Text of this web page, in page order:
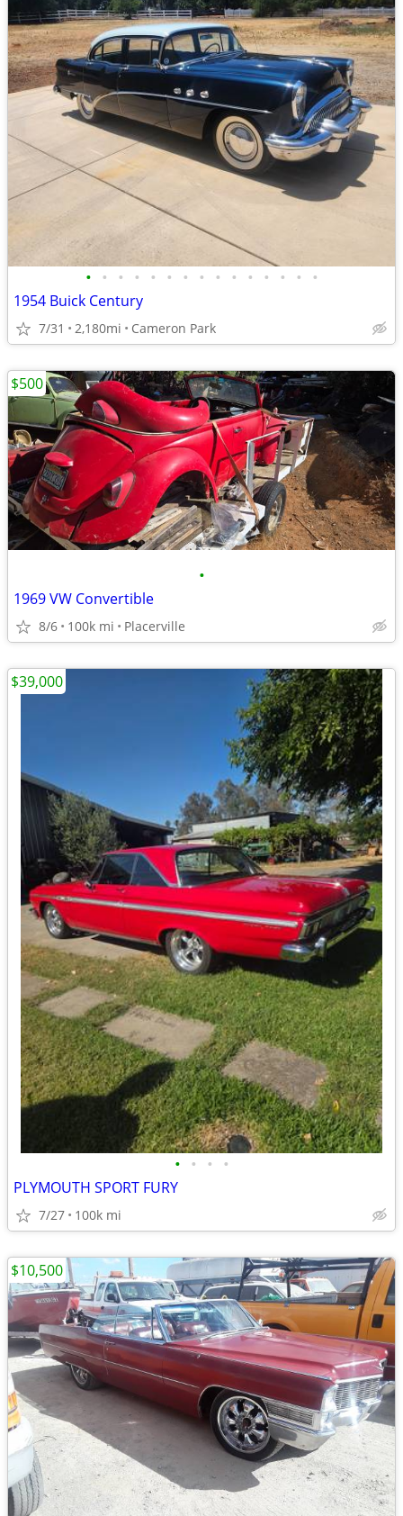
• • • • • • • • • • • • • • •
1954 Buick Century
7/31 2,180mi Cameron Park
•
1969 VW Convertible
8/6 100k mi Placerville
$500
• • • •
PLYMOUTH SPORT FURY
7/27 100k mi
$39,000
$10,500